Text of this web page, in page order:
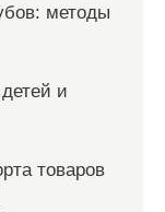
методы
и
товаров